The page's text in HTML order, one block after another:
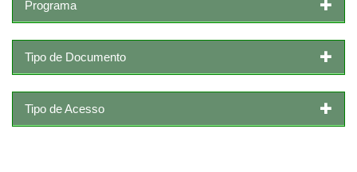
Programa
Tipo de Documento
Tipo de Acesso